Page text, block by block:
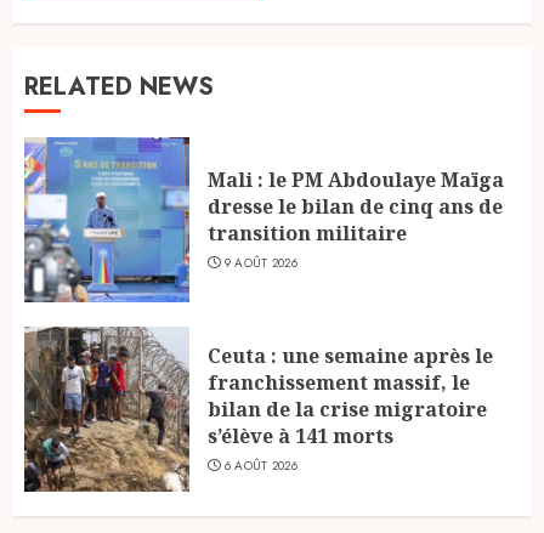
RELATED NEWS
Mali : le PM Abdoulaye Maïga
dresse le bilan de cinq ans de
transition militaire
9 AOÛT 2026
Ceuta : une semaine après le
franchissement massif, le
bilan de la crise migratoire
s’élève à 141 morts
6 AOÛT 2026